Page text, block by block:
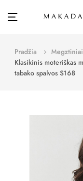
Toggle
☰
Pradžia
Megztiniai
Klasikinis moteriškas
tabako spalvos S168